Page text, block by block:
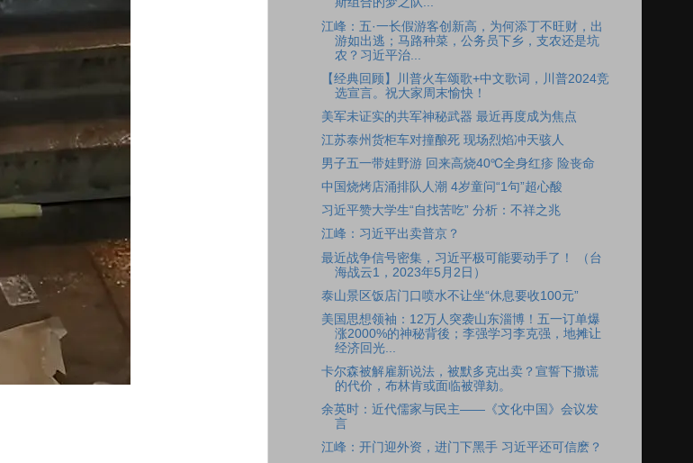
江峰：五·一长假游客创新高，为何添丁不旺财，出
游如出逃；马路种菜，公务员下乡，支农还是坑
农？习近平治...
【经典回顾】川普火车颂歌+中文歌词，川普2024竞
选宣言。祝大家周末愉快！
美军未证实的共军神秘武器 最近再度成为焦点
江苏泰州货柜车对撞酿死 现场烈焰冲天骇人
男子五一带娃野游 回来高烧40℃全身红疹 险丧命
中国烧烤店涌排队人潮 4岁童问“1句”超心酸
习近平赞大学生“自找苦吃” 分析：不祥之兆
江峰：习近平出卖普京？
最近战争信号密集，习近平极可能要动手了！ （台
海战云1，2023年5月2日）
泰山景区饭店门口喷水不让坐“休息要收100元”
美国思想领袖：12万人突袭山东淄博！五一订单爆
涨2000%的神秘背後；李强学习李克强，地摊让
经济回光...
卡尔森被解雇新说法，被默多克出卖？宣誓下撒谎
的代价，布林肯或面临被弹劾。
余英时：近代儒家与民主——《文化中国》会议发
言
江峰：开门迎外资，进门下黑手 习近平还可信麽？